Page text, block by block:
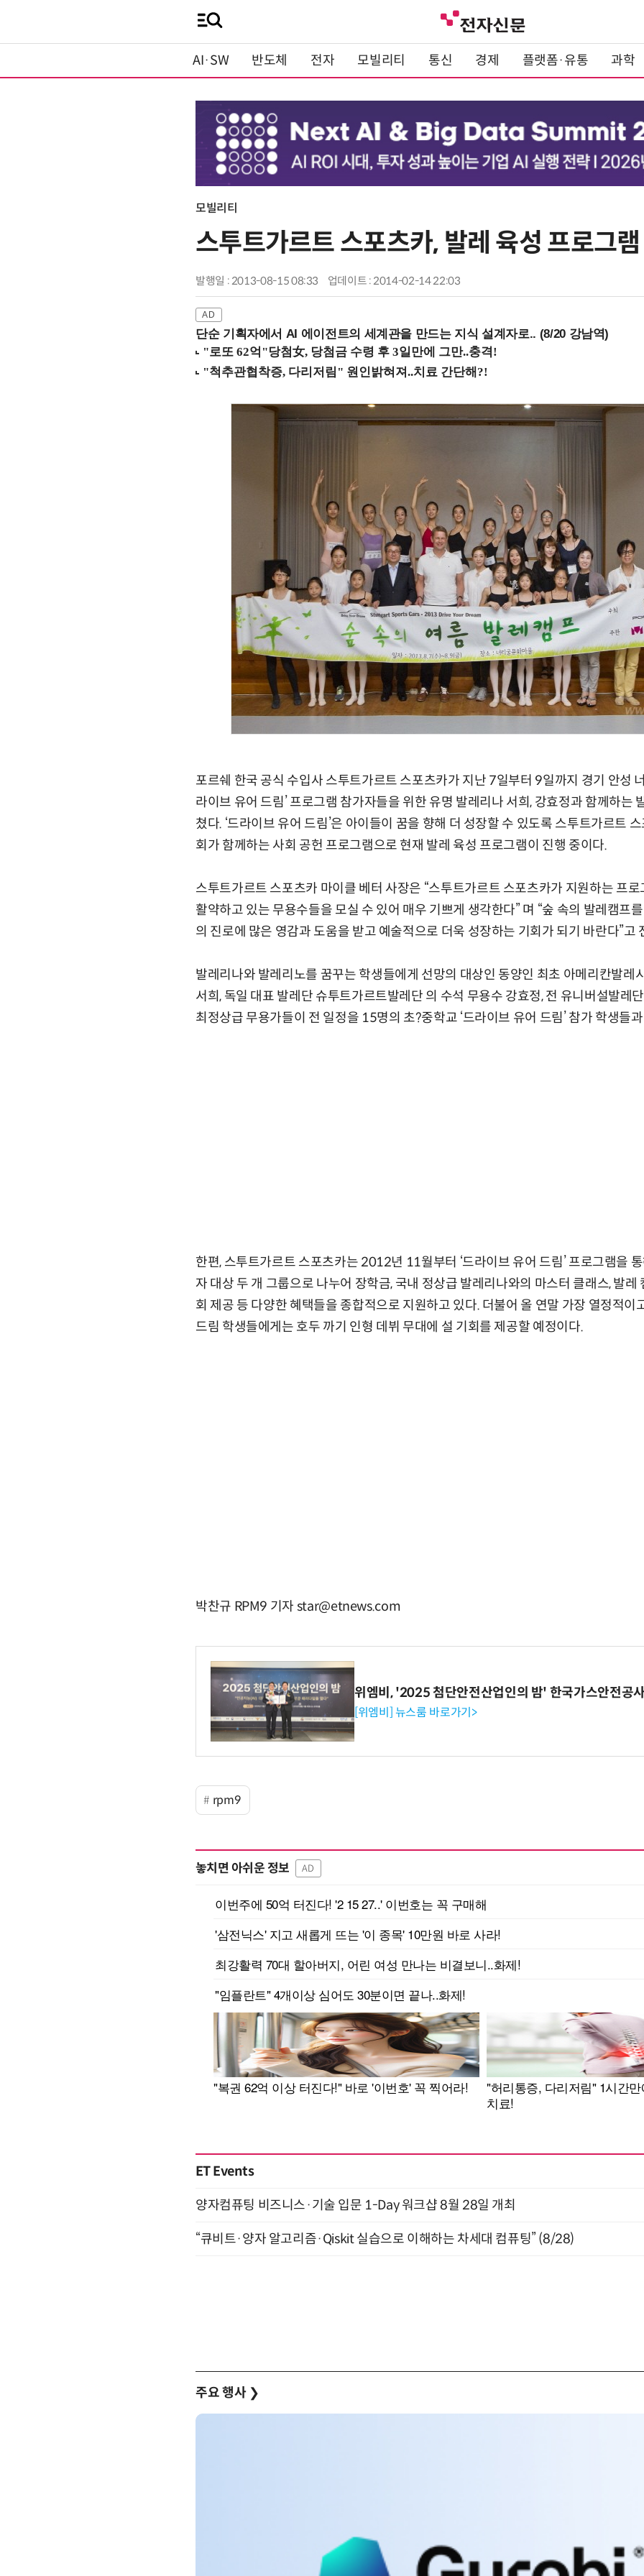
AI·SW 반도체 전자 모빌리티 통신 경제 플랫폼·유통 과학
모빌리티
스투트가르트 스포츠카, 발레 육성 프로그
발행일 : 2013-08-15 08:33 업데이트 : 2014-02-14 22:03
단순 기획자에서 AI 에이전트의 세계관을 만드는 지식 설계자로.. (8/20 강남역)
포르쉐 한국 공식 수입사 스투트가르트 스포츠카가 지난 7일부터 9일까지 경기 안성
라이브 유어 드림’ 프로그램 참가자들을 위한 유명 발레리나 서희, 강효정과 함께하는
쳤다. ‘드라이브 유어 드림’은 아이들이 꿈을 향해 더 성장할 수 있도록 스투트가르트
회가 함께하는 사회 공헌 프로그램으로 현재 발레 육성 프로그램이 진행 중이다.
스투트가르트 스포츠카 마이클 베터 사장은 “스투트가르트 스포츠카가 지원하는 프
활약하고 있는 무용수들을 모실 수 있어 매우 기쁘게 생각한다” 며 “숲 속의 발레캠프
의 진로에 많은 영감과 도움을 받고 예술적으로 더욱 성장하는 기회가 되기 바란다”고
발레리나와 발레리노를 꿈꾸는 학생들에게 선망의 대상인 동양인 최초 아메리칸발레
서희, 독일 대표 발레단 슈투트가르트발레단 의 수석 무용수 강효정, 전 유니버설발레
최정상급 무용가들이 전 일정을 15명의 초?중학교 ‘드라이브 유어 드림’ 참가 학생들
한편, 스투트가르트 스포츠카는 2012년 11월부터 ‘드라이브 유어 드림’ 프로그램을
자 대상 두 개 그룹으로 나누어 장학금, 국내 정상급 발레리나와의 마스터 클래스, 발레
회 제공 등 다양한 혜택들을 종합적으로 지원하고 있다. 더불어 올 연말 가장 열정적이
드림 학생들에게는 호두 까기 인형 데뷔 무대에 설 기회를 제공할 예정이다.
박찬규 RPM9 기자 star@etnews.com
위엠비, '2025 첨단안전산업인의 밤' 한국가스안전공
[위엠비] 뉴스룸 바로가기>
rpm9
놓치면 아쉬운 정보 AD
ET Events
양자컴퓨팅 비즈니스·기술 입문 1-Day 워크샵 8월 28일 개최
“큐비트·양자 알고리즘·Qiskit 실습으로 이해하는 차세대 컴퓨팅” (8/28)
주요 행사 ❯